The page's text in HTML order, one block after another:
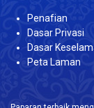
Penafian
Dasar Privasi
Dasar
Peta Laman